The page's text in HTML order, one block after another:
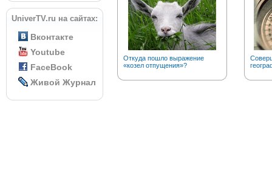
UniverTV.ru на сайтах:
Вконтакте
Youtube
FaceBook
Живой Журнал
Откуда пошло выражение
«козел отпущения»?